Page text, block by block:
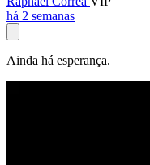
há 2 semanas
Ainda há esperança.